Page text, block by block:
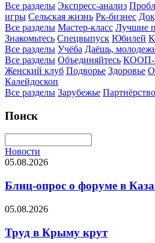
Все разделы Экспресс-анализ
игры Сельская жизнь Рк-бизнес
Все разделы Мастер-класс Лучшие
Знакомьтесь Спецвыпуск Юбилей
Все разделы Учёба Даёшь,
Все разделы Объединяйтесь КООП-
Женский клуб Подворье Здоровье
Калейдоскоп
Все разделы Зарубежье Партнёрство
Поиск
Новости
05.08.2026
Блиц-опрос о форуме в
05.08.2026
Труд в Крыму крут